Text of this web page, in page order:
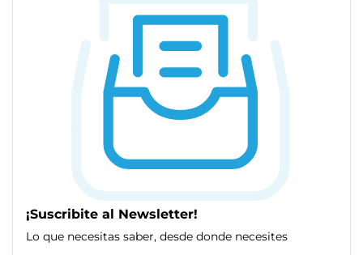
¡Suscribite al Newsletter!
Lo que necesitas saber, desde donde necesites